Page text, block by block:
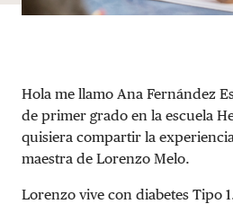
Hola me llamo Ana Fernández
de primer grado en la escuela
quisiera compartir la
maestra de Lorenzo Melo.
Lorenzo vive con diabetes Tipo